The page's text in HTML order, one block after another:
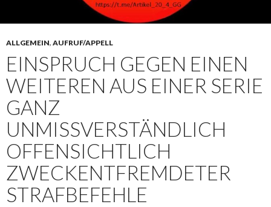
ALLGEMEIN, AUFRUF/APPELL
EINSPRUCH GEGEN EINEN
WEITEREN AUS EINER SERIE
GANZ
UNMISSVERSTÄNDLICH
OFFENSICHTLICH
ZWECKENTFREMDETER
STRAFBEFEHLE